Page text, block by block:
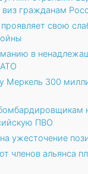
виз гражданам
свою
в
Меркель 300
ПВО
ужесточение
членов альянса